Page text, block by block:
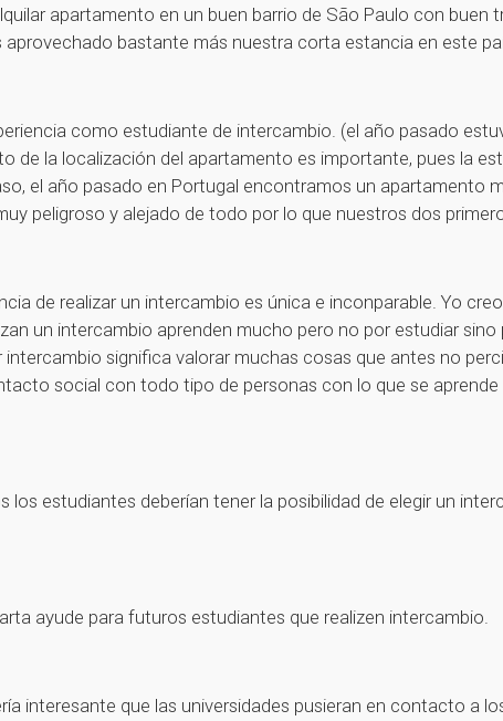
apartamento en un buen barrio de São Paulo con
bastante más nuestra corta estancia en este
como estudiante de intercambio. (el año pasado
de la localización del apartamento es importante, pues la
el año pasado en Portugal encontramos un apartamento
peligroso y alejado de todo por lo que nuestros dos
de realizar un intercambio es única e inconparable. Yo
un intercambio aprenden mucho pero no por estudiar
intercambio significa valorar muchas cosas que antes no
social con todo tipo de personas con lo que se
los estudiantes deberían tener la posibilidad de elegir un
ayude para futuros estudiantes que realizen intercambio.
interesante que las universidades pusieran en contacto a